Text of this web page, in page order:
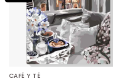
CAFÉ Y TÉ